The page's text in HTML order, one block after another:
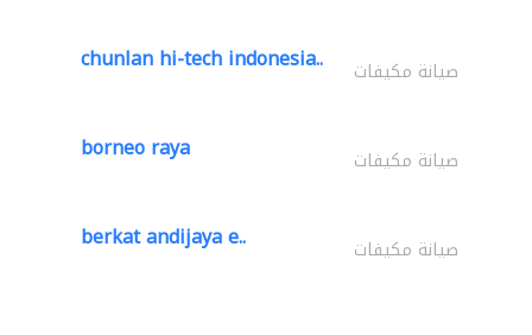
chunlan hi-tech indonesia.. صيانة مكيفات
borneo raya صيانة مكيفات
berkat andijaya e.. صيانة مكيفات